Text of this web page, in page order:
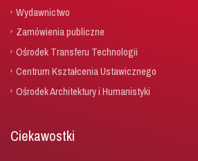
Wydawnictwo
Zamówienia publiczne
Ośrodek Transferu Technologii
Centrum Kształcenia Ustawicznego
Ośrodek Architektury i Humanistyki
Ciekawostki